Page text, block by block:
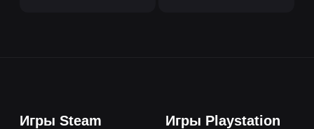
Игры Steam Игры Playstation